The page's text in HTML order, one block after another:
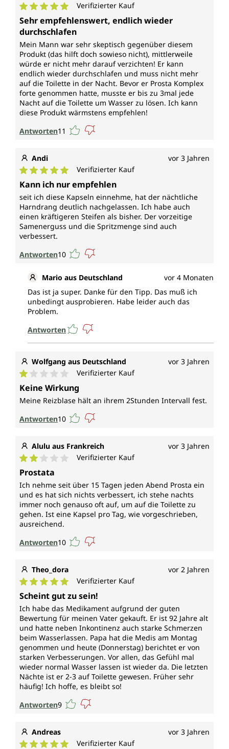
Durchschnittliche Bewertung von 5 von 5 Sternen
Verifizierter Kauf
Sehr empfehlenswert, endlich wieder
durchschlafen
Mein Mann war sehr skeptisch gegenüber diesem
Produkt (das hilft doch sowieso nicht), mittlerweile
würde er nicht mehr darauf verzichten! Er kann
endlich wieder durchschlafen und muss nicht mehr
auf die Toilette in der Nacht. Bevor er Prosta Komplex
forte genommen hatte, musste er bis zu 3mal jede
Nacht auf die Toilette um Wasser zu lösen. Ich kann
diese Produkt wärmstens empfehlen!
Antworten11
Andi vor 3 Jahren
Durchschnittliche Bewertung von 5 von 5 Sternen
Verifizierter Kauf
Kann ich nur empfehlen
seit ich diese Kapseln einnehme, hat der nächtliche
Harndrang deutlich nachgelassen. Ich habe auch
einen kräftigeren Steifen als bisher. Der vorzeitige
Samenerguss und die Spritzmenge sind auch
verbessert.
Antworten10
Mario aus Deutschland
vor 4 Monaten
Das ist ja super. Danke für den Tipp. Das muß ich
unbedingt ausprobieren. Habe leider auch das
Problem.
Antworten
Wolfgang aus Deutschland vor 3 Jahren
Durchschnittliche Bewertung von 1 von 5 Sternen
Verifizierter Kauf
Keine Wirkung
Meine Reizblase hält an ihrem 2Stunden Intervall fest.
Antworten10
Alulu aus Frankreich vor 3 Jahren
Durchschnittliche Bewertung von 2 von 5 Sternen
Verifizierter Kauf
Prostata
Ich nehme seit über 15 Tagen jeden Abend Prosta ein
und es hat sich nichts verbessert, ich stehe nachts
immer noch genauso oft auf, um auf die Toilette zu
gehen. Ist eine Kapsel pro Tag, wie vorgeschrieben,
ausreichend.
Antworten10
Theo_dora vor 2 Jahren
Durchschnittliche Bewertung von 5 von 5 Sternen
Verifizierter Kauf
Scheint gut zu sein!
Ich habe das Medikament aufgrund der guten
Bewertung für meinen Vater gekauft. Er ist 92 Jahre alt
und hatte neben Inkontinenz auch starke Schmerzen
beim Wasserlassen. Papa hat die Medis am Montag
genommen und heute (Donnerstag) berichtet er von
starken Verbesserungen. Vor allen, das Gefühl mal
wieder normal Wasser lassen ist wieder da. Die letzten
Nächte ist er 2-3 auf Toilette gewesen. Früher sehr
häufig! Ich hoffe, es bleibt so!
Antworten9
Andreas vor 3 Jahren
Verifizierter Kauf